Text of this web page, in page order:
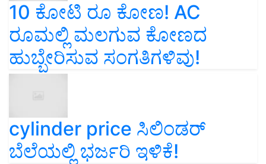
10 ಕೋಟಿ ರೂ ಕೋಣ! AC
ರೂಮಲ್ಲಿ ಮಲಗುವ ಕೋಣದ
ಹುಬ್ಬೇರಿಸುವ ಸಂಗತಿಗಳಿವು!
cylinder price ಸಿಲಿಂಡರ್‌
ಬೆಲೆಯಲ್ಲಿ ಭರ್ಜರಿ ಇಳಿಕೆ!